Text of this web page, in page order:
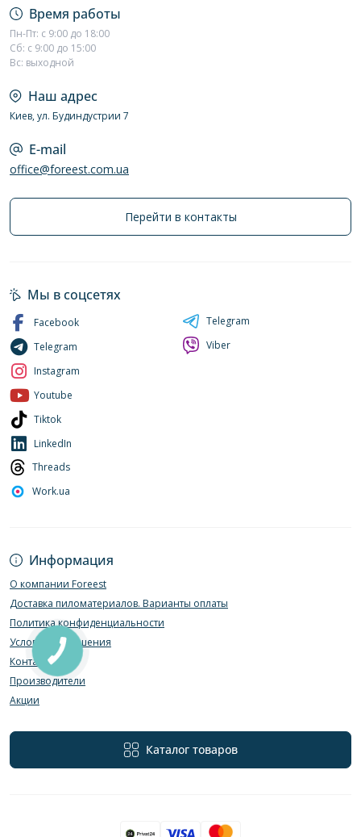
Время работы
Пн-Пт: с 9:00 до 18:00
Сб: с 9:00 до 15:00
Вс: выходной
Наш адрес
Киев, ул. Будиндустрии 7
E-mail
office@foreest.com.ua
Перейти в контакты
Информация
О компании Foreest
Доставка пиломатериалов. Варианты оплаты
Политика конфиденциальности
Условия соглашения
Контакты
Производители
Акции
Каталог товаров
Мы в соцсетях
Facebook
Telegram
Instagram
Youtube
Tiktok
LinkedIn
Threads
Work.ua
Telegram
Viber